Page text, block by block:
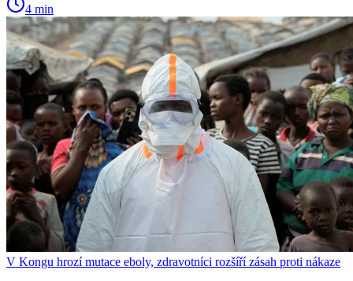
4 min
V Kongu hrozí mutace eboly, zdravotníci rozšíří zásah proti nákaze